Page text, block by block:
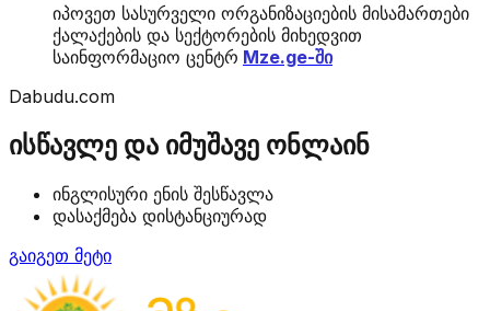
იპოვეთ სასურველი ორგანიზაციების მისამართები
ქალაქების და სექტორების მიხედვით
საინფორმაციო ცენტრ Mze.ge-ში
Dabudu.com
ისწავლე და იმუშავე ონლაინ
ინგლისური ენის შესწავლა
დასაქმება დისტანციურად
გაიგეთ მეტი